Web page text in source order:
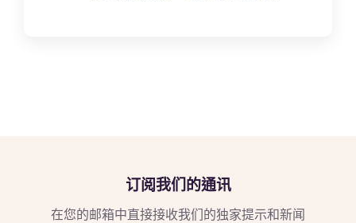
订阅我们的通讯
在您的邮箱中直接接收我们的独家提示和新闻